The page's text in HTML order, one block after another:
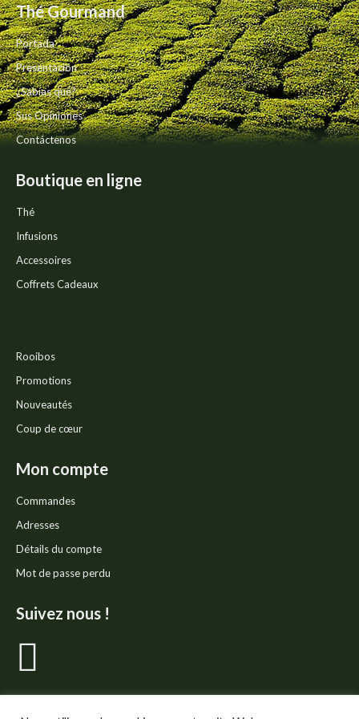
producto
pueden
elegir
en
la
página
de
producto
Thé Gourmand
Portada
Presentación
¿Sabías qué?
Sus Opiniones
Contáctenos
Boutique en ligne
Thé
Infusions
Accessoires
Coffrets Cadeaux
Rooibos
Promotions
Nouveautés
Coup de cœur
Mon compte
Commandes
Adresses
Détails du compte
Mot de passe perdu
Suivez nous !
page